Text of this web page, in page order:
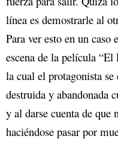
línea es demostrarle al
Para ver esto en un caso
escena de la película
la cual el protagonista
destruida y abandonada
y al darse cuenta de
haciéndose pasar por